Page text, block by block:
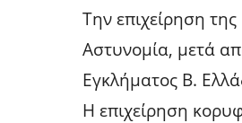
Την επιχείρηση
Αστυνομία, μετά
Εγκλήματος Β.
Η επιχείρηση